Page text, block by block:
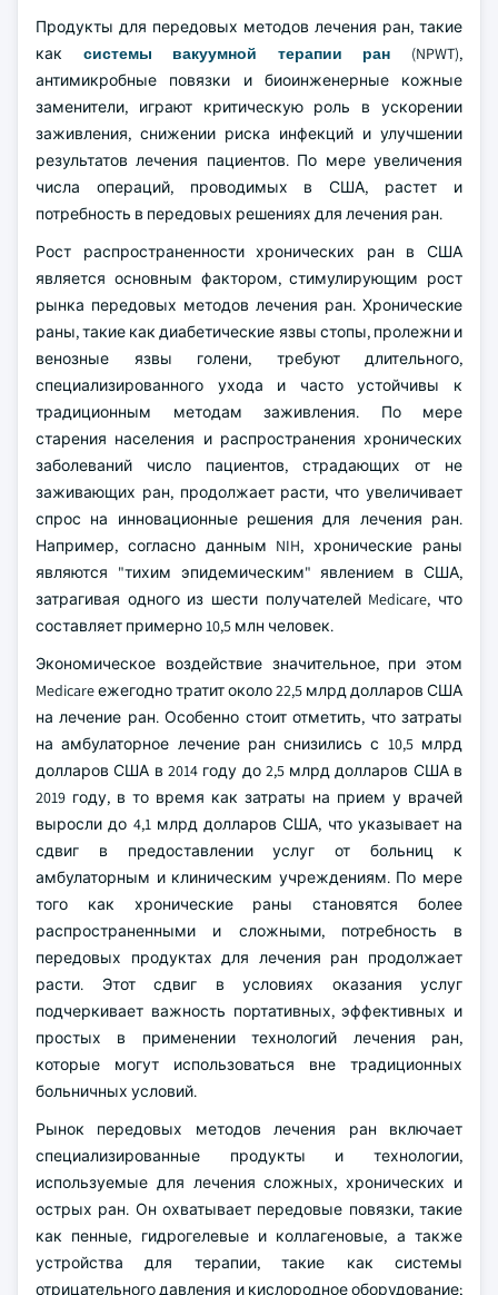
Продукты для передовых методов лечения ран, такие
как системы вакуумной терапии ран (NPWT),
антимикробные повязки и биоинженерные кожные
заменители, играют критическую роль в ускорении
заживления, снижении риска инфекций и улучшении
результатов лечения пациентов. По мере увеличения
числа операций, проводимых в США, растет и
потребность в передовых решениях для лечения ран.
Рост распространенности хронических ран в США
является основным фактором, стимулирующим рост
рынка передовых методов лечения ран. Хронические
раны, такие как диабетические язвы стопы, пролежни и
венозные язвы голени, требуют длительного,
специализированного ухода и часто устойчивы к
традиционным методам заживления. По мере
старения населения и распространения хронических
заболеваний число пациентов, страдающих от не
заживающих ран, продолжает расти, что увеличивает
спрос на инновационные решения для лечения ран.
Например, согласно данным NIH, хронические раны
являются "тихим эпидемическим" явлением в США,
затрагивая одного из шести получателей Medicare, что
составляет примерно 10,5 млн человек.
Экономическое воздействие значительное, при этом
Medicare ежегодно тратит около 22,5 млрд долларов США
на лечение ран. Особенно стоит отметить, что затраты
на амбулаторное лечение ран снизились с 10,5 млрд
долларов США в 2014 году до 2,5 млрд долларов США в
2019 году, в то время как затраты на прием у врачей
выросли до 4,1 млрд долларов США, что указывает на
сдвиг в предоставлении услуг от больниц к
амбулаторным и клиническим учреждениям. По мере
того как хронические раны становятся более
распространенными и сложными, потребность в
передовых продуктах для лечения ран продолжает
расти. Этот сдвиг в условиях оказания услуг
подчеркивает важность портативных, эффективных и
простых в применении технологий лечения ран,
которые могут использоваться вне традиционных
больничных условий.
Рынок передовых методов лечения ран включает
специализированные продукты и технологии,
используемые для лечения сложных, хронических и
острых ран. Он охватывает передовые повязки, такие
как пенные, гидрогелевые и коллагеновые, а также
устройства для терапии, такие как системы
отрицательного давления и кислородное оборудование;